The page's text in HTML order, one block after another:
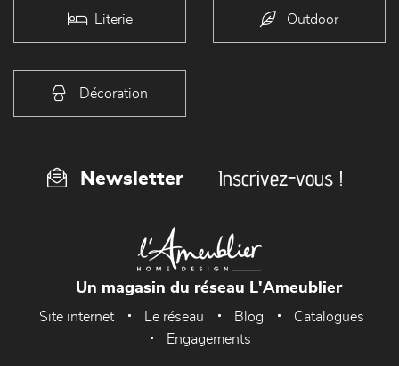
Literie Outdoor
Décoration
Newsletter Inscrivez-vous !
Un magasin du réseau L'Ameublier
Site internet Le réseau Blog
Catalogues
Engagements